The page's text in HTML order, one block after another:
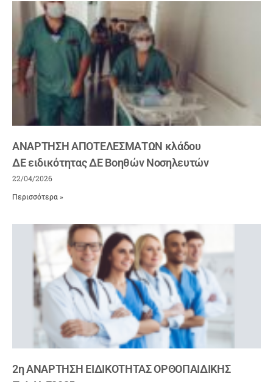
ΑΝΑΡΤΗΣΗ ΑΠΟΤΕΛΕΣΜΑΤΩΝ κλάδου
ΔΕ ειδικότητας ΔΕ Βοηθών Νοσηλευτών
22/04/2026
Περισσότερα »
2η ΑΝΑΡΤΗΣΗ ΕΙΔΙΚΟΤΗΤΑΣ ΟΡΘΟΠΑΙΔΙΚΗΣ